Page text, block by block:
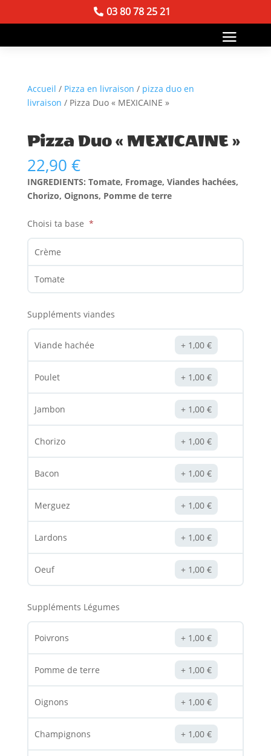
03 80 78 25 21
Accueil / Pizza en livraison / pizza duo en
livraison / Pizza Duo « MEXICAINE »
Pizza Duo « MEXICAINE »
22,90 €
INGREDIENTS: Tomate, Fromage, Viandes hachées,
Chorizo, Oignons, Pomme de terre
Choisi ta base
Crème
Tomate
Suppléments viandes
Viande hachée 1,00€
Poulet 1,00€
Jambon 1,00€
Chorizo 1,00€
Bacon 1,00€
Merguez 1,00€
Lardons 1,00€
Oeuf 1,00€
Suppléments Légumes
Poivrons 1,00€
Pomme de terre 1,00€
Oignons 1,00€
Champignons 1,00€